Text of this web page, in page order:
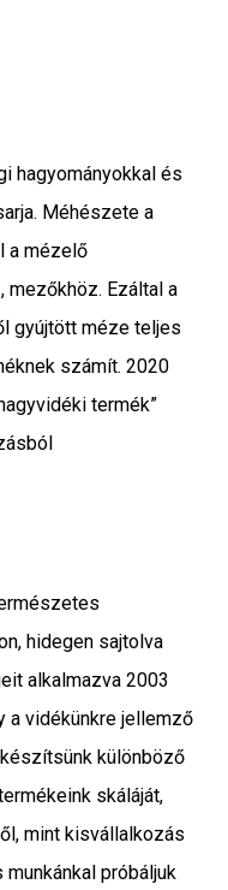
hagyományokkal és
Méhészete a
a mézelő
mezőkhöz. Ezáltal a
gyújtött méze teljes
számít. 2020
termék”
hidegen sajtolva
alkalmazva 2003
a vidékünkre jellemző
különböző
skáláját,
mint kisvállalkozás
próbáljuk